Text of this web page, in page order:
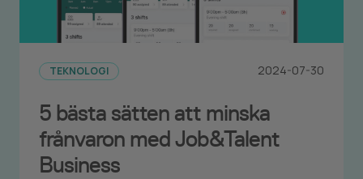
5 bästa sätten att minska
frånvaron med Job&Talent
Business
TEKNOLOGI 2024-07-30